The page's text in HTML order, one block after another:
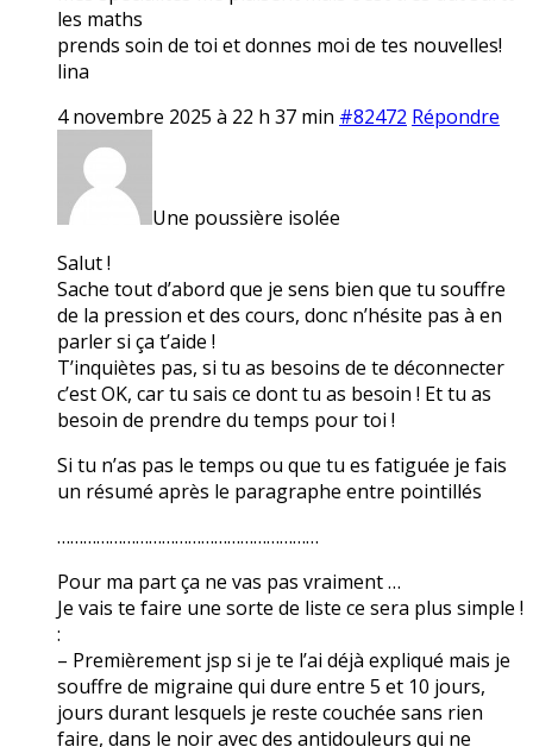
les maths
prends soin de toi et donnes moi de tes nouvelles!
lina
4 novembre 2025 à 22 h 37 min #82472 Répondre
Une poussière isolée
Salut !
Sache tout d’abord que je sens bien que tu souffre
de la pression et des cours, donc n’hésite pas à en
parler si ça t’aide !
T’inquiètes pas, si tu as besoins de te déconnecter
c’est OK, car tu sais ce dont tu as besoin ! Et tu as
besoin de prendre du temps pour toi !
Si tu n’as pas le temps ou que tu es fatiguée je fais
un résumé après le paragraphe entre pointillés
……………………………………………………
Pour ma part ça ne vas pas vraiment …
Je vais te faire une sorte de liste ce sera plus simple !
:
– Premièrement jsp si je te l’ai déjà expliqué mais je
souffre de migraine qui dure entre 5 et 10 jours,
jours durant lesquels je reste couchée sans rien
faire, dans le noir avec des antidouleurs qui ne